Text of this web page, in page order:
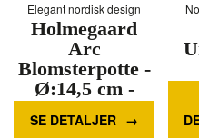
Elegant nordisk design
Holmegaard
Arc
Blomsterpotte -
Ø:14,5 cm -
Mørk grønn
SE DETALJER
Mer informasjon